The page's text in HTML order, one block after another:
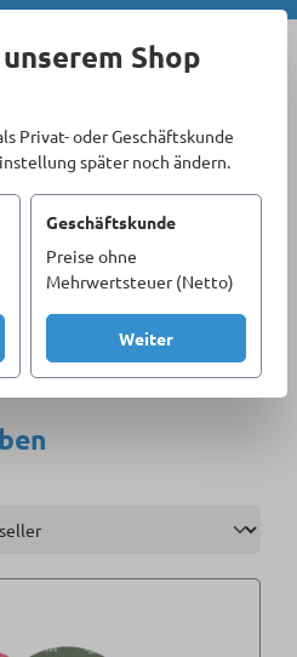
Shop
Privat- oder Geschäftskunde
später noch ändern.
Geschäftskunde
Preise ohne
Mehrwertsteuer (Netto)
Weiter
Schleifmittel